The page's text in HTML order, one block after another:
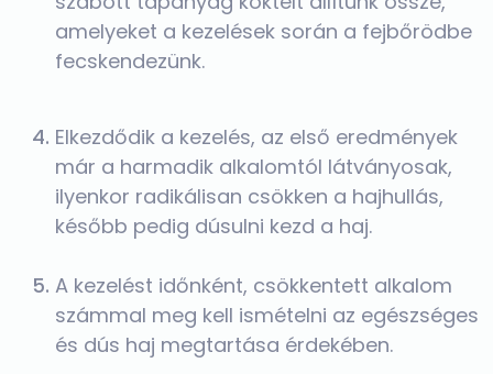
amelyeket a kezelések során a fejbőrödbe
fecskendezünk.
Elkezdődik a kezelés, az első eredmények
már a harmadik alkalomtól látványosak,
ilyenkor radikálisan csökken a hajhullás,
később pedig dúsulni kezd a haj.
A kezelést időnként, csökkentett alkalom
számmal meg kell ismételni az egészséges
és dús haj megtartása érdekében.